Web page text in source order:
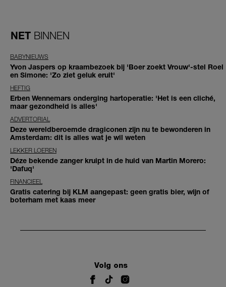
NET BINNEN
BABYNIEUWS
Yvon Jaspers op kraambezoek bij 'Boer zoekt Vrouw'-stel Roel
en Simone: 'Zo ziet geluk eruit'
HEFTIG
Erben Wennemars onderging hartoperatie: 'Het is een cliché,
maar gezondheid is alles'
ADVERTORIAL
Deze wereldberoemde dragiconen zijn nu te bewonderen in
Amsterdam: dit is alles wat je wil weten
LEKKER LOEREN
Déze bekende zanger kruipt in de huid van Martin Morero:
'Dafuq'
FINANCIEEL
Gratis catering bij KLM aangepast: geen gratis bier, wijn of
boterham met kaas meer
Volg ons